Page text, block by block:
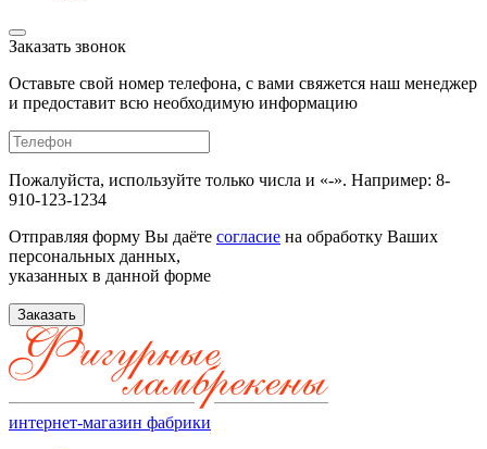
Заказать звонок
Оставьте свой номер телефона, с вами свяжется наш менеджер
и предоставит всю необходимую информацию
Пожалуйста, используйте только числа и «-». Например: 8-
910-123-1234
Отправляя форму Вы даёте согласие на обработку Ваших
персональных данных,
указанных в данной форме
Заказать
интернет-магазин фабрики